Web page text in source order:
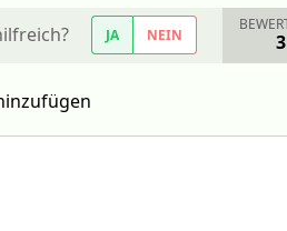
JA NEIN 3